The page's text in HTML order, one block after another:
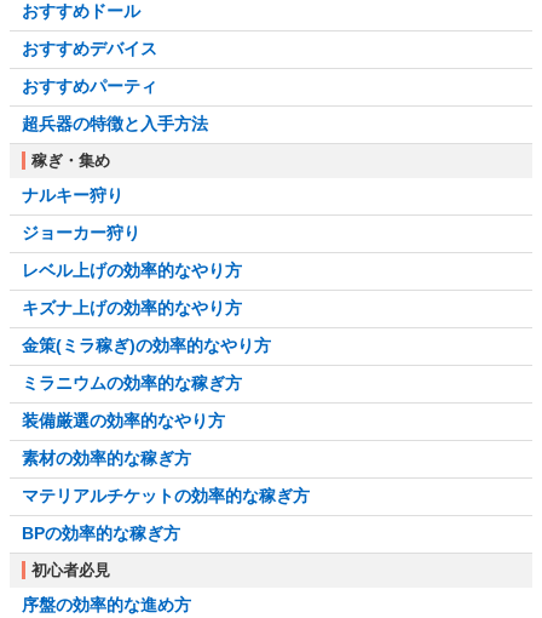
おすすめドール
おすすめデバイス
おすすめパーティ
超兵器の特徴と入手方法
稼ぎ・集め
ナルキー狩り
ジョーカー狩り
レベル上げの効率的なやり方
キズナ上げの効率的なやり方
金策(ミラ稼ぎ)の効率的なやり方
ミラニウムの効率的な稼ぎ方
装備厳選の効率的なやり方
素材の効率的な稼ぎ方
マテリアルチケットの効率的な稼ぎ方
BPの効率的な稼ぎ方
初心者必見
序盤の効率的な進め方